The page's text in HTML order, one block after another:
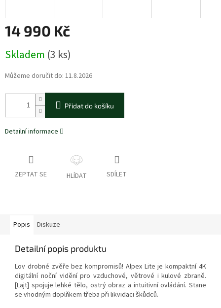
14 990 Kč
cena:
Skladem (3 ks)
Můžeme doručit do: 11.8.2026
Přidat do košíku
Detailní informace
ZEPTAT SE HLÍDAT SDÍLET
Popis Diskuze
Detailní popis produktu
Lov drobné zvěře bez kompromisů! Alpex Lite je kompaktní 4K
digitální noční vidění pro vzduchové, větrové i kulové zbraně.
[Lajt] spojuje lehké tělo, ostrý obraz a intuitivní ovládání. Stane
se vhodným doplňkem třeba při likvidaci škůdců.